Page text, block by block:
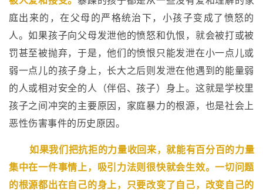
庭出来的，在父母的严格统治下，小孩子变成了愤怒的
人。如果孩子向父母发泄他的愤怒和仇恨，就会被打或被
罚甚至被抛弃，于是，他们的愤恨只能发泄在小一点儿或
弱一点儿的孩子身上，长大之后则发泄在他遇到的能量弱
的人或相对安全的人（伴侣、孩子）身上。这就是学校里
孩子之间冲突的主要原因，家庭暴力的根源，也是社会上
恶性伤害事件的历史原因。
如果我们把抗拒的力量收回来，就能有百分百的力量
集中在一件事情上，吸引力法则很快就会生效。一切问题
的根源都出在自己的身上，只要改变了自己，改变自己的